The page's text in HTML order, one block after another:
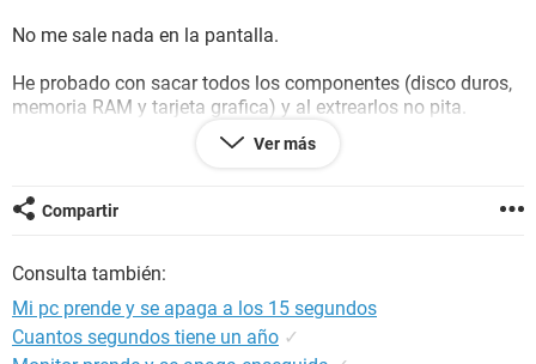
No me sale nada en la pantalla.
He probado con sacar todos los componentes (disco duros,
memoria RAM y tarjeta grafica) y al extrearlos no pita.
Podria ser problema de la placa base?
Gracias de adelantado.
Ver más
Compartir
Consulta también:
Mi pc prende y se apaga a los 15 segundos
Cuantos segundos tiene un año ✓